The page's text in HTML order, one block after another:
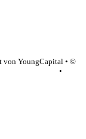
von YoungCapital • ©
•